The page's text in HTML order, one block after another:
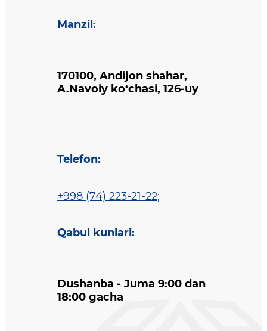
Manzil :
170100, Andijon shahar,
A.Navoiy ko‘chasi, 126-uy
Telefon:
+998 (74) 223-21-22;
Qabul kunlari:
Dushanba - Juma 9:00 dan
18:00 gacha